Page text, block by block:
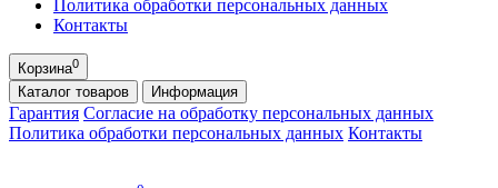
Политика обработки персональных данных
Контакты
Корзина0
Каталог товаров Информация
Гарантия Согласие на обработку персональных данных
Политика обработки персональных данных Контакты